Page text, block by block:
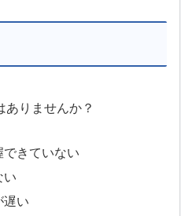
ありませんか？
きていない
い
遅い